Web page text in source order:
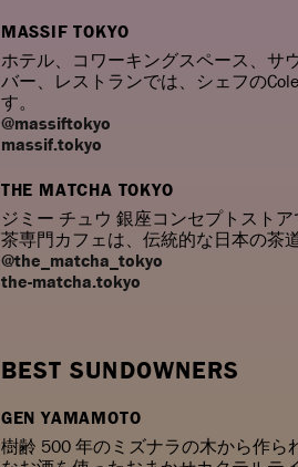
MASSIF TOKYO
ホテル、コワーキングスペース、サ
バー、レストランでは、シェフの
す。
@massiftokyo
massif.tokyo
THE MATCHA TOKYO
ジミー チュウ 銀座コンセプトスト
茶専門カフェは、伝統的な日本の茶
@the_matcha_tokyo
the-matcha.tokyo
BEST SUNDOWNERS
GEN YAMAMOTO
樹齢 500 年のミズナラの木から作